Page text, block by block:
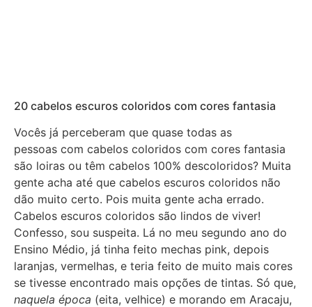
20 cabelos escuros coloridos com cores fantasia
Vocês já perceberam que quase todas as
pessoas com cabelos coloridos com cores fantasia
são loiras ou têm cabelos 100% descoloridos? Muita
gente acha até que cabelos escuros coloridos não
dão muito certo. Pois muita gente acha errado.
Cabelos escuros coloridos são lindos de viver!
Confesso, sou suspeita. Lá no meu segundo ano do
Ensino Médio, já tinha feito mechas pink, depois
laranjas, vermelhas, e teria feito de muito mais cores
se tivesse encontrado mais opções de tintas. Só que,
naquela época (eita, velhice) e morando em Aracaju,